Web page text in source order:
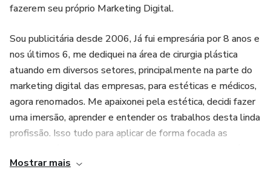
postar cada tipo de conteúdo na rede (Fase 9 -
Conteúdos);
* Detalhes que fazem diferença nos seus conteúdos (Fase
10 – Finalizando com dicas e informações importantes);
* Banco de ideias prontas para facilitar suas postagens;
fazerem seu próprio Marketing Digital.
Sou publicitária desde 2006, Já fui empresária por 8 anos e
nos últimos 6, me dediquei na área de cirurgia plástica
atuando em diversos setores, principalmente na parte do
marketing digital das empresas, para estéticas e médicos,
agora renomados. Me apaixonei pela estética, decidi fazer
uma imersão, aprender e entender os trabalhos desta linda
profissão. Isso tudo para aplicar de forma focada as
com o objetivo de que seu trabalho seja visto por mais
Mostrar mais